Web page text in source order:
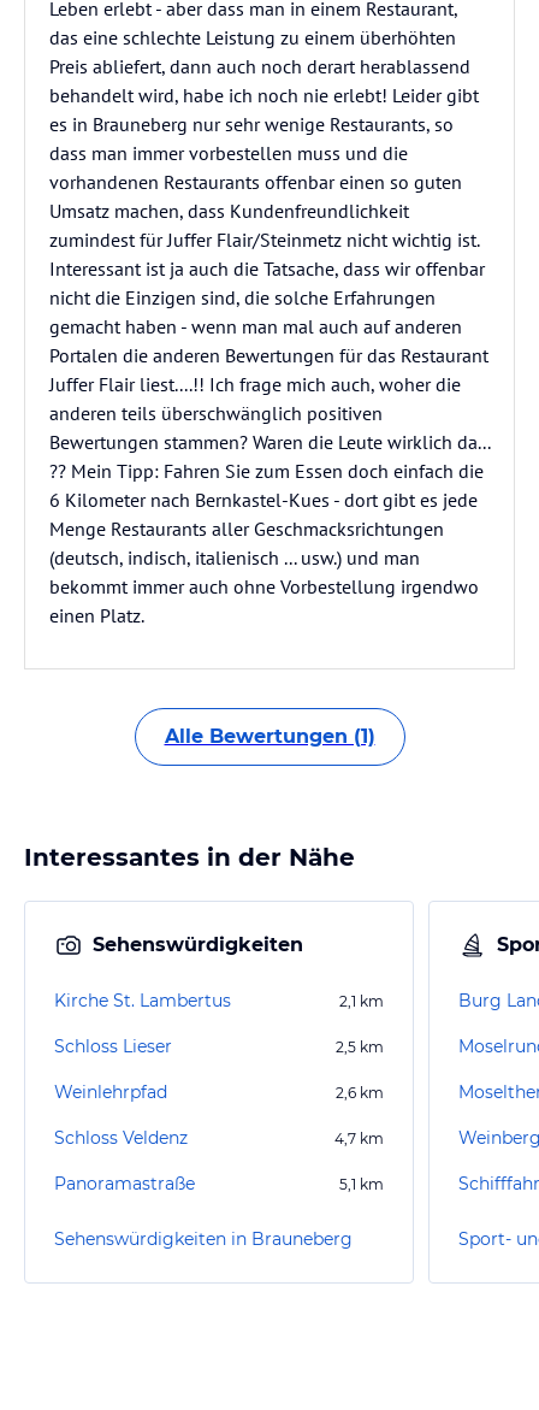
Leben erlebt - aber dass man in einem Restaurant,
das eine schlechte Leistung zu einem überhöhten
Preis abliefert, dann auch noch derart herablassend
behandelt wird, habe ich noch nie erlebt! Leider gibt
es in Brauneberg nur sehr wenige Restaurants, so
dass man immer vorbestellen muss und die
vorhandenen Restaurants offenbar einen so guten
Umsatz machen, dass Kundenfreundlichkeit
zumindest für Juffer Flair/Steinmetz nicht wichtig ist.
Interessant ist ja auch die Tatsache, dass wir offenbar
nicht die Einzigen sind, die solche Erfahrungen
gemacht haben - wenn man mal auch auf anderen
Portalen die anderen Bewertungen für das Restaurant
Juffer Flair liest....!! Ich frage mich auch, woher die
anderen teils überschwänglich positiven
Bewertungen stammen? Waren die Leute wirklich da...
?? Mein Tipp: Fahren Sie zum Essen doch einfach die
6 Kilometer nach Bernkastel-Kues - dort gibt es jede
Menge Restaurants aller Geschmacksrichtungen
(deutsch, indisch, italienisch ... usw.) und man
bekommt immer auch ohne Vorbestellung irgendwo
einen Platz.
Alle Bewertungen (1)
Interessantes in der Nähe
Sehenswürdigkeiten
Kirche St. Lambertus 2,1 km
Schloss Lieser 2,5 km
Weinlehrpfad 2,6 km
Schloss Veldenz 4,7 km
Panoramastraße 5,1 km
Sehenswürdigkeiten in Brauneberg
Burg